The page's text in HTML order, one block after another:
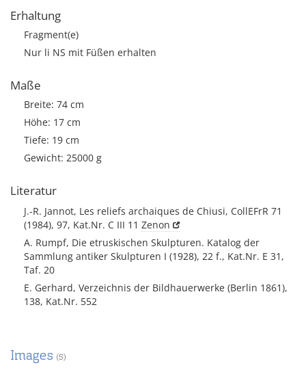
Erhaltung
Fragment(e)
Nur li NS mit Füßen erhalten
Maße
Breite: 74 cm
Höhe: 17 cm
Tiefe: 19 cm
Gewicht: 25000 g
Literatur
J.-R. Jannot, Les reliefs archaiques de Chiusi, CollEFrR 71
(1984), 97, Kat.Nr. C III 11 Zenon
A. Rumpf, Die etruskischen Skulpturen. Katalog der
Sammlung antiker Skulpturen I (1928), 22 f., Kat.Nr. E 31,
Taf. 20
E. Gerhard, Verzeichnis der Bildhauerwerke (Berlin 1861),
138, Kat.Nr. 552
Images (5)